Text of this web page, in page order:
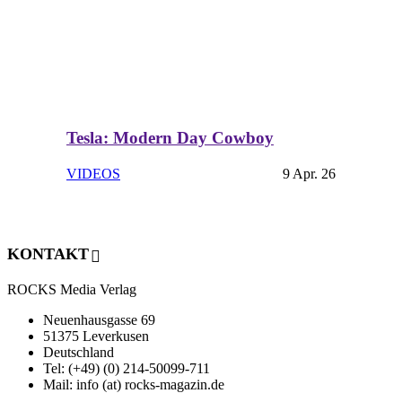
Tesla: Modern Day Cowboy
VIDEOS 9 Apr. 26
KONTAKT
ROCKS Media Verlag
Neuenhausgasse 69
51375 Leverkusen
Deutschland
Tel: (+49) (0) 214-50099-711
Mail: info (at) rocks-magazin.de